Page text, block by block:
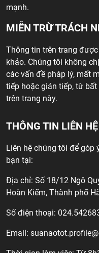
mạnh.
MIỄN TRỪ TRÁCH
Thông tin trên trang
khảo. Chúng tôi không
các vấn đề pháp lý, mất
tiếp hoặc gián tiếp, từ
trên trang này.
THÔNG TIN LIÊN HỆ
Liên hệ chúng tôi để góp
bạn tại:
Địa chỉ: Số 18/12 Ngô
Hoàn Kiếm, Thành phố
Số điện thoại:
Email: